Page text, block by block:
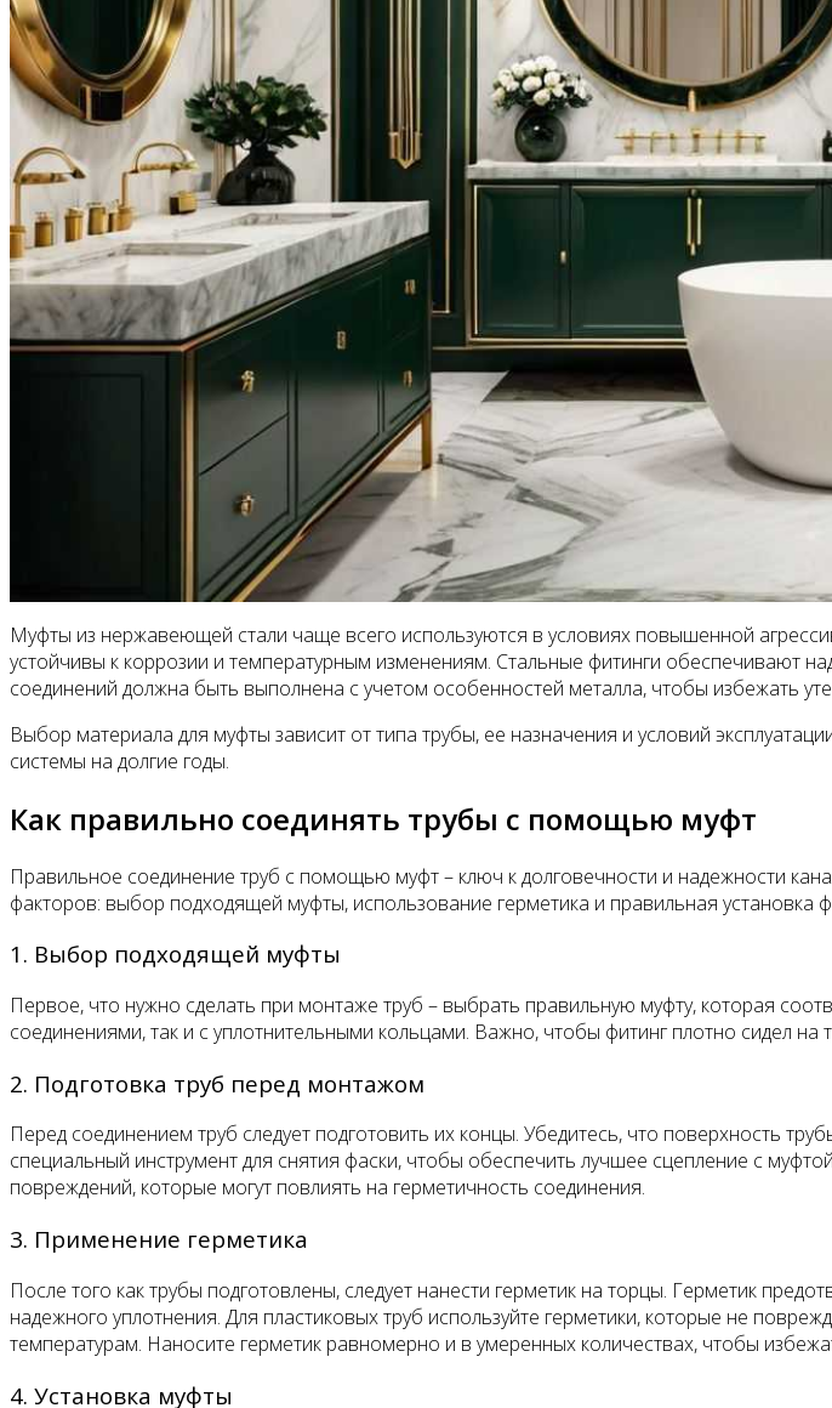
Муфты из нержавеющей стали чаще всего используются в условиях повышенной
устойчивы к коррозии и температурным изменениям. Стальные фитинги обеспечивают
соединений должна быть выполнена с учетом особенностей металла, чтобы избежать
Выбор материала для муфты зависит от типа трубы, ее назначения и условий
системы на долгие годы.
Как правильно соединять трубы с помощью муфт
Правильное соединение труб с помощью муфт – ключ к долговечности и надежности
факторов: выбор подходящей муфты, использование герметика и правильная установка
1. Выбор подходящей муфты
Первое, что нужно сделать при монтаже труб – выбрать правильную муфту, которая
соединениями, так и с уплотнительными кольцами. Важно, чтобы фитинг плотно сидел
2. Подготовка труб перед монтажом
Перед соединением труб следует подготовить их концы. Убедитесь, что поверхность
специальный инструмент для снятия фаски, чтобы обеспечить лучшее сцепление с
повреждений, которые могут повлиять на герметичность соединения.
3. Применение герметика
После того как трубы подготовлены, следует нанести герметик на торцы. Герметик
надежного уплотнения. Для пластиковых труб используйте герметики, которые не
температурам. Наносите герметик равномерно и в умеренных количествах, чтобы
4. Установка муфты